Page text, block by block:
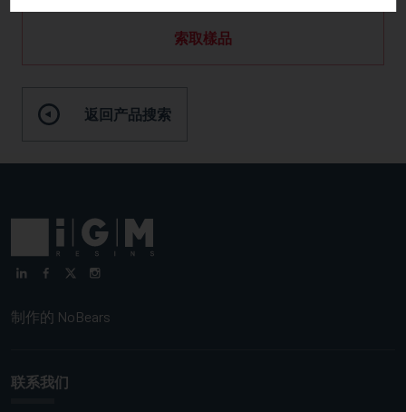
索取樣品
返回产品搜索
制作的 NoBears
联系我们